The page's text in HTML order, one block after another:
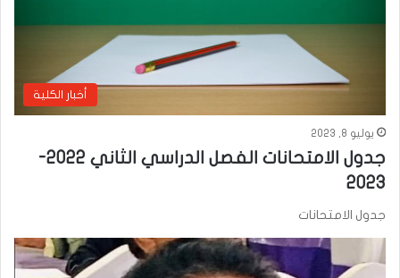
أخبار الكلية
يوليو 8, 2023
جدول الامتحانات الفصل الدراسي الثاني 2022-
2023
جدول الامتحانات